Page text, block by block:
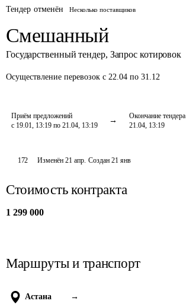
Тендер отменён Несколько поставщиков
Смешанный
Государственный тендер, Запрос котировок
Осуществление перевозок с 22.04 по 31.12
Приём предложений
с 19.01, 13:19 по 21.04, 13:19
Окончание тендера
21.04, 13:19
172 Изменён21 апр. Создан 21 янв
Стоимость контракта
1 299 000
Маршруты и транспорт
Астана →